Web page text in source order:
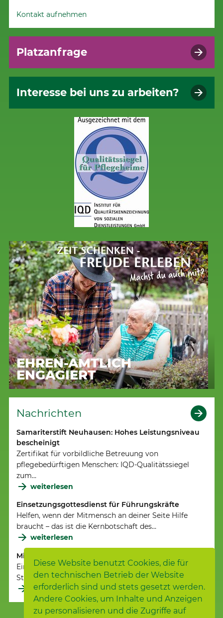
Diese Website benutzt Cookies, die für
den technischen Betrieb der Website
erforderlich sind und stets gesetzt werden.
Andere Cookies, um Inhalte und Anzeigen
zu personalisieren und die Zugriffe auf
Kontakt aufnehmen
Platzanfrage
Interesse bei uns zu arbeiten?
EHREN-AMTLICH
ENGAGIERT
Nachrichten
Samariterstift Neuhausen: Hohes Leistungsniveau
bescheinigt
Zertifikat für vorbildliche Betreuung von
pflegebedürftigen Menschen: IQD-Qualitätssiegel
zum…
weiterlesen
Einsetzungsgottesdienst für Führungskräfte
Helfen, wenn der Mitmensch an deiner Seite Hilfe
braucht – das ist die Kernbotschaft des…
weiterlesen
Mit Gottes Kraft
Einsegnungsgottesdienst in der Nürtinger
Stadtkirche für Führungskräfte der Samariterstiftung
weiterlesen